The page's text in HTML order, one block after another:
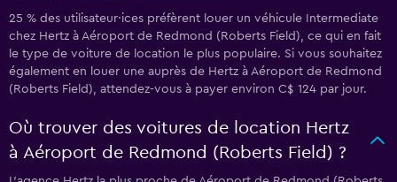
25 % des utilisateur·ices préfèrent louer un véhicule Intermediate
chez Hertz à Aéroport de Redmond (Roberts Field), ce qui en fait
le type de voiture de location le plus populaire. Si vous souhaitez
également en louer une auprès de Hertz à Aéroport de Redmond
(Roberts Field), attendez-vous à payer environ C$ 124 par jour.
Où trouver des voitures de location Hertz
à Aéroport de Redmond (Roberts Field) ?